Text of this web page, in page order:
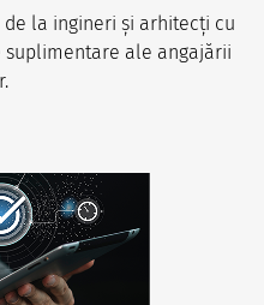
la ingineri și arhitecți cu
ale angajării